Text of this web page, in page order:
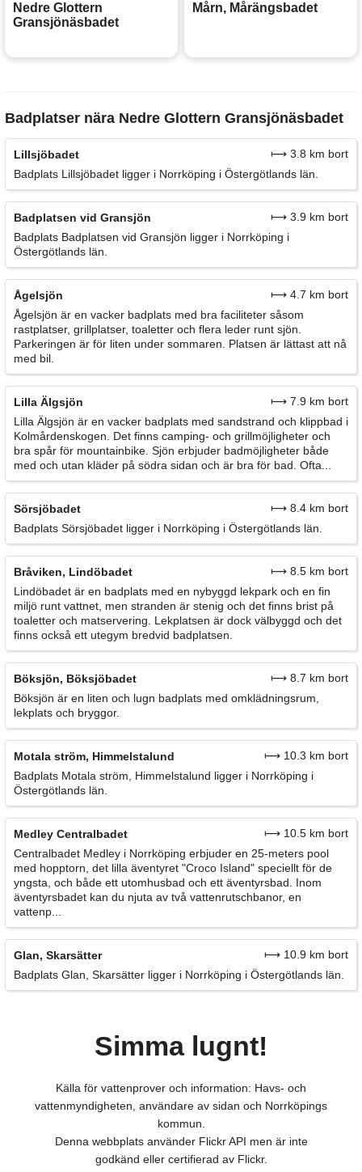
Nedre Glottern
Gransjönäsbadet
Mårn, Mårängsbadet
Badplatser nära Nedre Glottern Gransjönäsbadet
Lillsjöbadet
⟼ 3.8 km bort
Badplats Lillsjöbadet ligger i Norrköping i Östergötlands län.
Badplatsen vid Gransjön
⟼ 3.9 km bort
Badplats Badplatsen vid Gransjön ligger i Norrköping i
Östergötlands län.
Ågelsjön
⟼ 4.7 km bort
Ågelsjön är en vacker badplats med bra faciliteter såsom
rastplatser, grillplatser, toaletter och flera leder runt sjön.
Parkeringen är för liten under sommaren. Platsen är lättast att nå
med bil.
Lilla Älgsjön
⟼ 7.9 km bort
Lilla Älgsjön är en vacker badplats med sandstrand och klippbad i
Kolmårdenskogen. Det finns camping- och grillmöjligheter och
bra spår för mountainbike. Sjön erbjuder badmöjligheter både
med och utan kläder på södra sidan och är bra för bad. Ofta...
Sörsjöbadet
⟼ 8.4 km bort
Badplats Sörsjöbadet ligger i Norrköping i Östergötlands län.
Bråviken, Lindöbadet
⟼ 8.5 km bort
Lindöbadet är en badplats med en nybyggd lekpark och en fin
miljö runt vattnet, men stranden är stenig och det finns brist på
toaletter och matservering. Lekplatsen är dock välbyggd och det
finns också ett utegym bredvid badplatsen.
Böksjön, Böksjöbadet
⟼ 8.7 km bort
Böksjön är en liten och lugn badplats med omklädningsrum,
lekplats och bryggor.
Motala ström, Himmelstalund
⟼ 10.3 km bort
Badplats Motala ström, Himmelstalund ligger i Norrköping i
Östergötlands län.
Medley Centralbadet
⟼ 10.5 km bort
Centralbadet Medley i Norrköping erbjuder en 25-meters pool
med hopptorn, det lilla äventyret "Croco Island" speciellt för de
yngsta, och både ett utomhusbad och ett äventyrsbad. Inom
äventyrsbadet kan du njuta av två vattenrutschbanor, en
vattenp...
Glan, Skarsätter
⟼ 10.9 km bort
Badplats Glan, Skarsätter ligger i Norrköping i Östergötlands län.
Simma lugnt!
Källa för vattenprover och information: Havs- och
vattenmyndigheten, användare av sidan och Norrköpings
kommun.
Denna webbplats använder Flickr API men är inte
godkänd eller certifierad av Flickr.